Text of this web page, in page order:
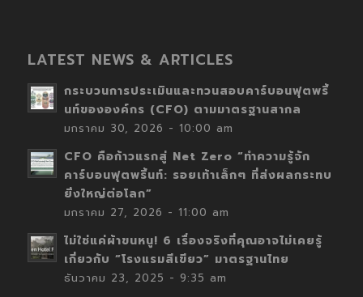
LATEST NEWS & ARTICLES
กระบวนการประเมินและทวนสอบคาร์บอนฟุตพริ้
นท์ขององค์กร (CFO) ตามมาตรฐานสากล
มกราคม 30, 2026 - 10:00 am
CFO คือก้าวแรกสู่ Net Zero “ทำความรู้จัก
คาร์บอนฟุตพริ้นท์: รอยเท้าเล็กๆ ที่ส่งผลกระทบ
ยิ่งใหญ่ต่อโลก”
มกราคม 27, 2026 - 11:00 am
ไม่ใช่แค่ผ้าขนหนู! 6 เรื่องจริงที่คุณอาจไม่เคยรู้
เกี่ยวกับ “โรงแรมสีเขียว” มาตรฐานไทย
ธันวาคม 23, 2025 - 9:35 am